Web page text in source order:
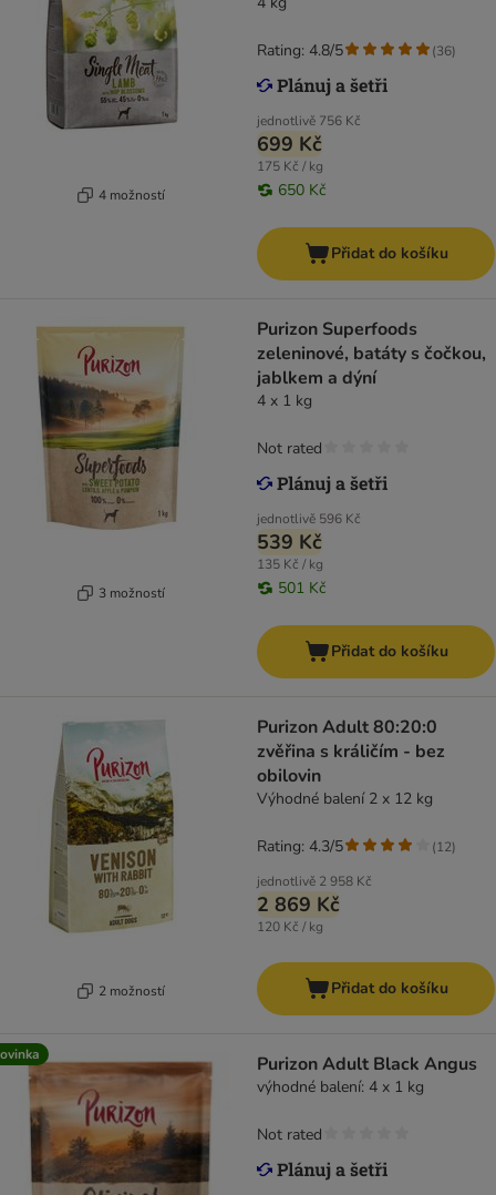
4 možností
jednotlivě 756 Kč
699 Kč
175 Kč / kg
650 Kč
Rating: 4.8/5 (36)
Přidat do košíku
3 možností
Purizon Superfoods
zeleninové, batáty s čočkou,
jablkem a dýní
4 x 1 kg
jednotlivě 596 Kč
539 Kč
135 Kč / kg
501 Kč
Not rated
Přidat do košíku
2 možností
Purizon Adult 80:20:0
zvěřina s králičím - bez
obilovin
Výhodné balení 2 x 12 kg
jednotlivě 2 958 Kč
2 869 Kč
120 Kč / kg
Rating: 4.3/5 (12)
Přidat do košíku
Purizon Adult Black Angus
výhodné balení: 4 x 1 kg
Not rated